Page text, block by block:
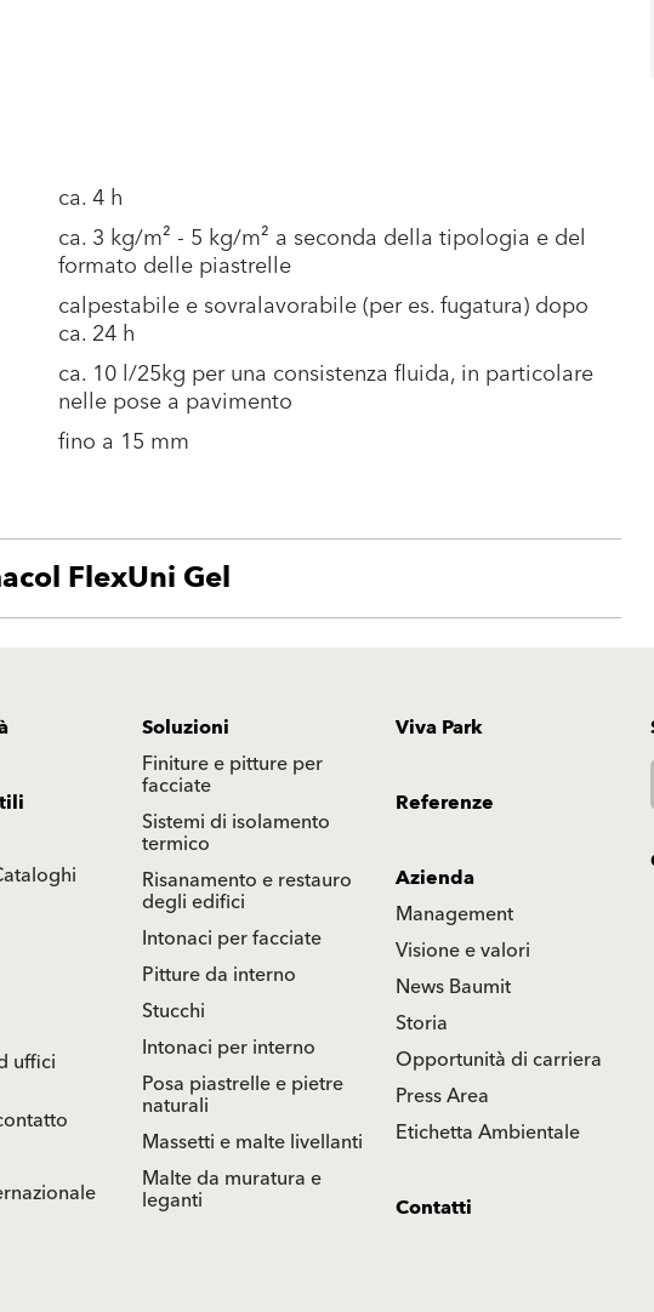
ca. 4 h
ca. 3 kg/m² - 5 kg/m² a seconda della tipologia e del
formato delle piastrelle
calpestabile e sovralavorabile (per es. fugatura) dopo
ca. 24 h
ca. 10 l/25kg per una consistenza fluida, in particolare
nelle pose a pavimento
fino a 15 mm
FlexUni Gel
Soluzioni
Finiture e pitture per
facciate
Sistemi di isolamento
termico
Risanamento e restauro
degli edifici
Intonaci per facciate
Pitture da interno
Stucchi
Intonaci per interno
Posa piastrelle e pietre
naturali
Massetti e malte livellanti
Malte da muratura e
leganti
Viva Park
Referenze
Azienda
Management
Visione e valori
News Baumit
Storia
Opportunità di carriera
Press Area
Etichetta Ambientale
uffici
Contatti